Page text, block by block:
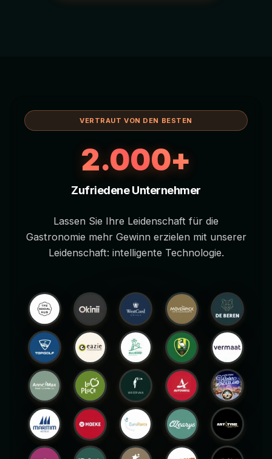
VERTRAUT VON DEN BESTEN
2.000+
Zufriedene Unternehmer
Lassen Sie Ihre Leidenschaft für die
Gastronomie mehr Gewinn erzielen mit unserer
Leidenschaft: intelligente Technologie.